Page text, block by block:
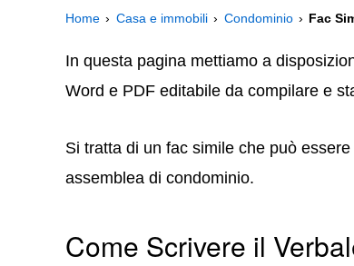
Home Casa e immobili Condominio Fac
In questa pagina mettiamo a
Word e PDF editabile da compilare e
Si tratta di un fac simile che può
assemblea di condominio.
Come Scrivere il